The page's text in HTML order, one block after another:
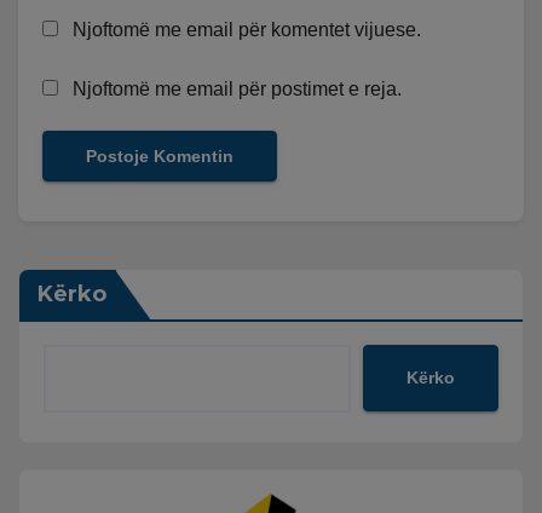
Njoftomë me email për komentet vijuese.
Njoftomë me email për postimet e reja.
Kërko
Kërko